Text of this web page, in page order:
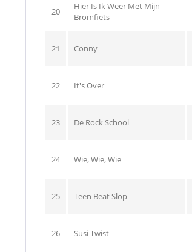
20
Hier Is Ik Weer Met Mijn
Bromfiets
21 Conny
22 It's Over
23 De Rock School
24 Wie, Wie, Wie
25 Teen Beat Slop
26 Susi Twist